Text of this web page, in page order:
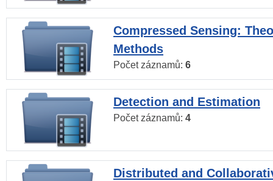
Compressed Sensing:
Methods
Počet záznamů: 6
Detection and Estimation
Počet záznamů: 4
Distributed and